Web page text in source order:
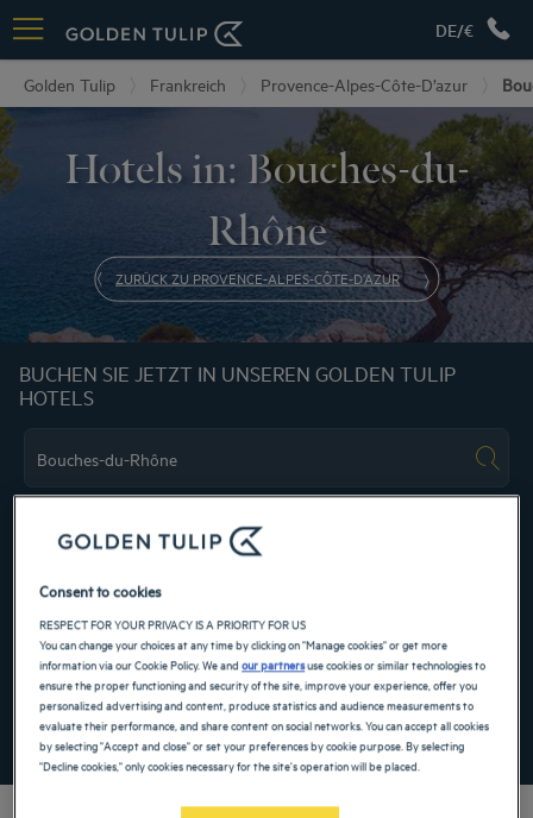
DE/€
Golden Tulip Frankreich Provence-Alpes-Côte-D’azur
Hotels in: Bouches-du-
Rhône
ZURÜCK ZU PROVENCE-ALPES-CÔTE-D’AZUR
BUCHEN SIE JETZT IN UNSEREN GOLDEN TULIP
HOTELS
FINDEN SIE EIN HOTEL
Spezialcode hinzufügen
Consent to cookies
RESPECT FOR YOUR PRIVACY IS A PRIORITY FOR US
You can change your choices at any time by clicking on "Manage cookies" or get more
information via our Cookie Policy. We andour partnersuse cookies or similar technologies to
ensure the proper functioning and security of the site, improve your experience, offer you
personalized advertising and content, produce statistics and audience measurements to
evaluate their performance, and share content on social networks. You can accept all cookies
by selecting "Accept and close" or set your preferences by cookie purpose. By selecting
"Decline cookies," only cookies necessary for the site's operation will be placed.